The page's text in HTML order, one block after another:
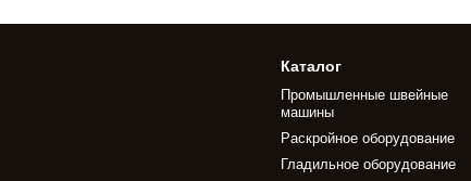
Каталог
Промышленные швейные
машины
Раскройное оборудование
Гладильное оборудование